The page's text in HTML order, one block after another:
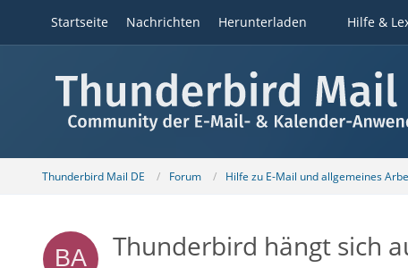
Startseite Nachrichten Herunterladen Hilfe &
Thunderbird Mail DE Forum Hilfe zu E-Mail und allgemeines
Thunderbird hängt sich